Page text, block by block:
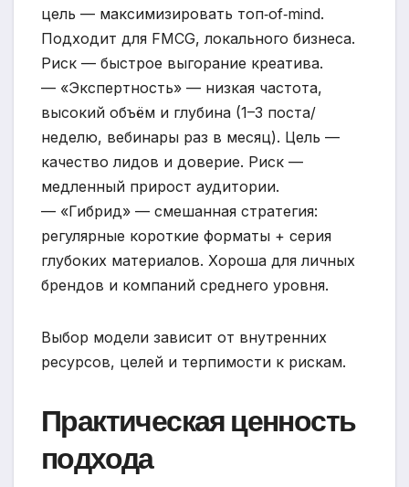
цель — максимизировать топ‑of‑mind.
Подходит для FMCG, локального бизнеса.
Риск — быстрое выгорание креатива.
— «Экспертность» — низкая частота,
высокий объём и глубина (1–3 поста/
неделю, вебинары раз в месяц). Цель —
качество лидов и доверие. Риск —
медленный прирост аудитории.
— «Гибрид» — смешанная стратегия:
регулярные короткие форматы + серия
глубоких материалов. Хороша для личных
брендов и компаний среднего уровня.
Выбор модели зависит от внутренних
ресурсов, целей и терпимости к рискам.
Практическая ценность
подхода